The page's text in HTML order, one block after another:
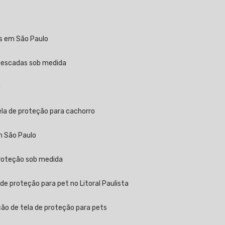
em São Paulo
sob medida
de proteção para cachorro
São Paulo
sob medida
proteção para pet no Litoral Paulista
de tela de proteção para pets